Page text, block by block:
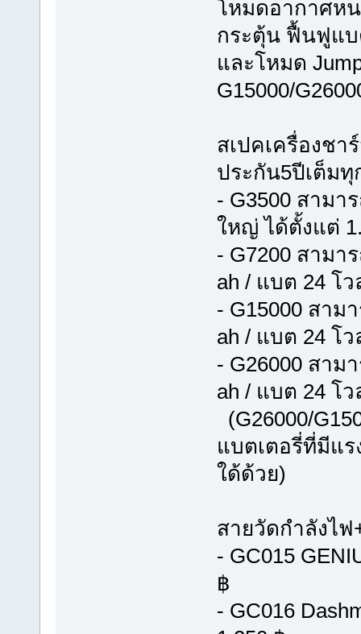
โหมดอากาศห
กระตุ้น ฟื้นฟูแ
และโหมด
G15000/
สเปคเครื่องชา
ประกัน5ปีเต็มทุ
- G3500 สามา
ใหญ่ ได้ตั้งแต่
- G7200 สามา
ah / แบต 24 โ
- G15000 สาม
ah / แบต 24 โ
- G26000 สาม
ah / แบต 24 โ
(G26000/
แบตเตอรี่ที่มีแ
ใด้ด้วย)
สายวัดกำลังไฟ
- GC015
฿
- GC016